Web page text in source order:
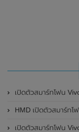
เปิดตัวสมาร์ทโฟน Vivo Y300 Pro อย่างเป็นทางการแ
HMD เปิดตัวสมาร์ทโฟนฝาพับ
เปิดตัวสมาร์ทโฟน Vivo